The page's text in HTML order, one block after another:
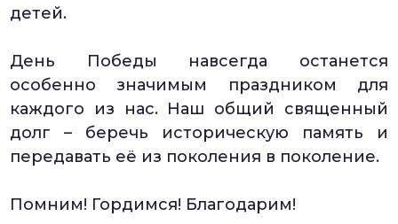
детей.
День Победы навсегда останется
особенно значимым праздником для
каждого из нас. Наш общий священный
долг – беречь историческую память и
передавать её из поколения в поколение.
Помним! Гордимся! Благодарим!